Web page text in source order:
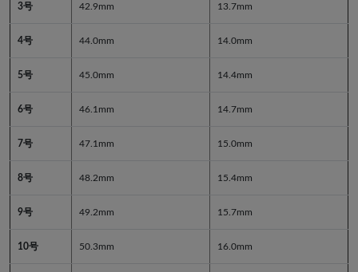
3号 42.9mm 13.7mm
4号 44.0mm 14.0mm
5号 45.0mm 14.4mm
6号 46.1mm 14.7mm
7号 47.1mm 15.0mm
8号 48.2mm 15.4mm
9号 49.2mm 15.7mm
10号 50.3mm 16.0mm